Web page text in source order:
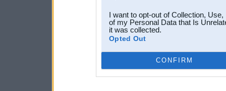
I want to opt-out of Collection,
of my Personal Data that Is
it was collected.
Opted Out
CONFIRM